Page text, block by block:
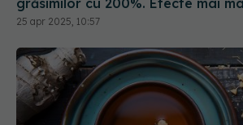
25 apr 2025, 10:57